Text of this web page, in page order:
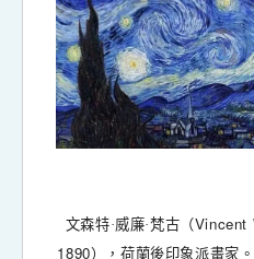
文森特·威廉·梵古（Vincent
1890），荷蘭後印象派畫家